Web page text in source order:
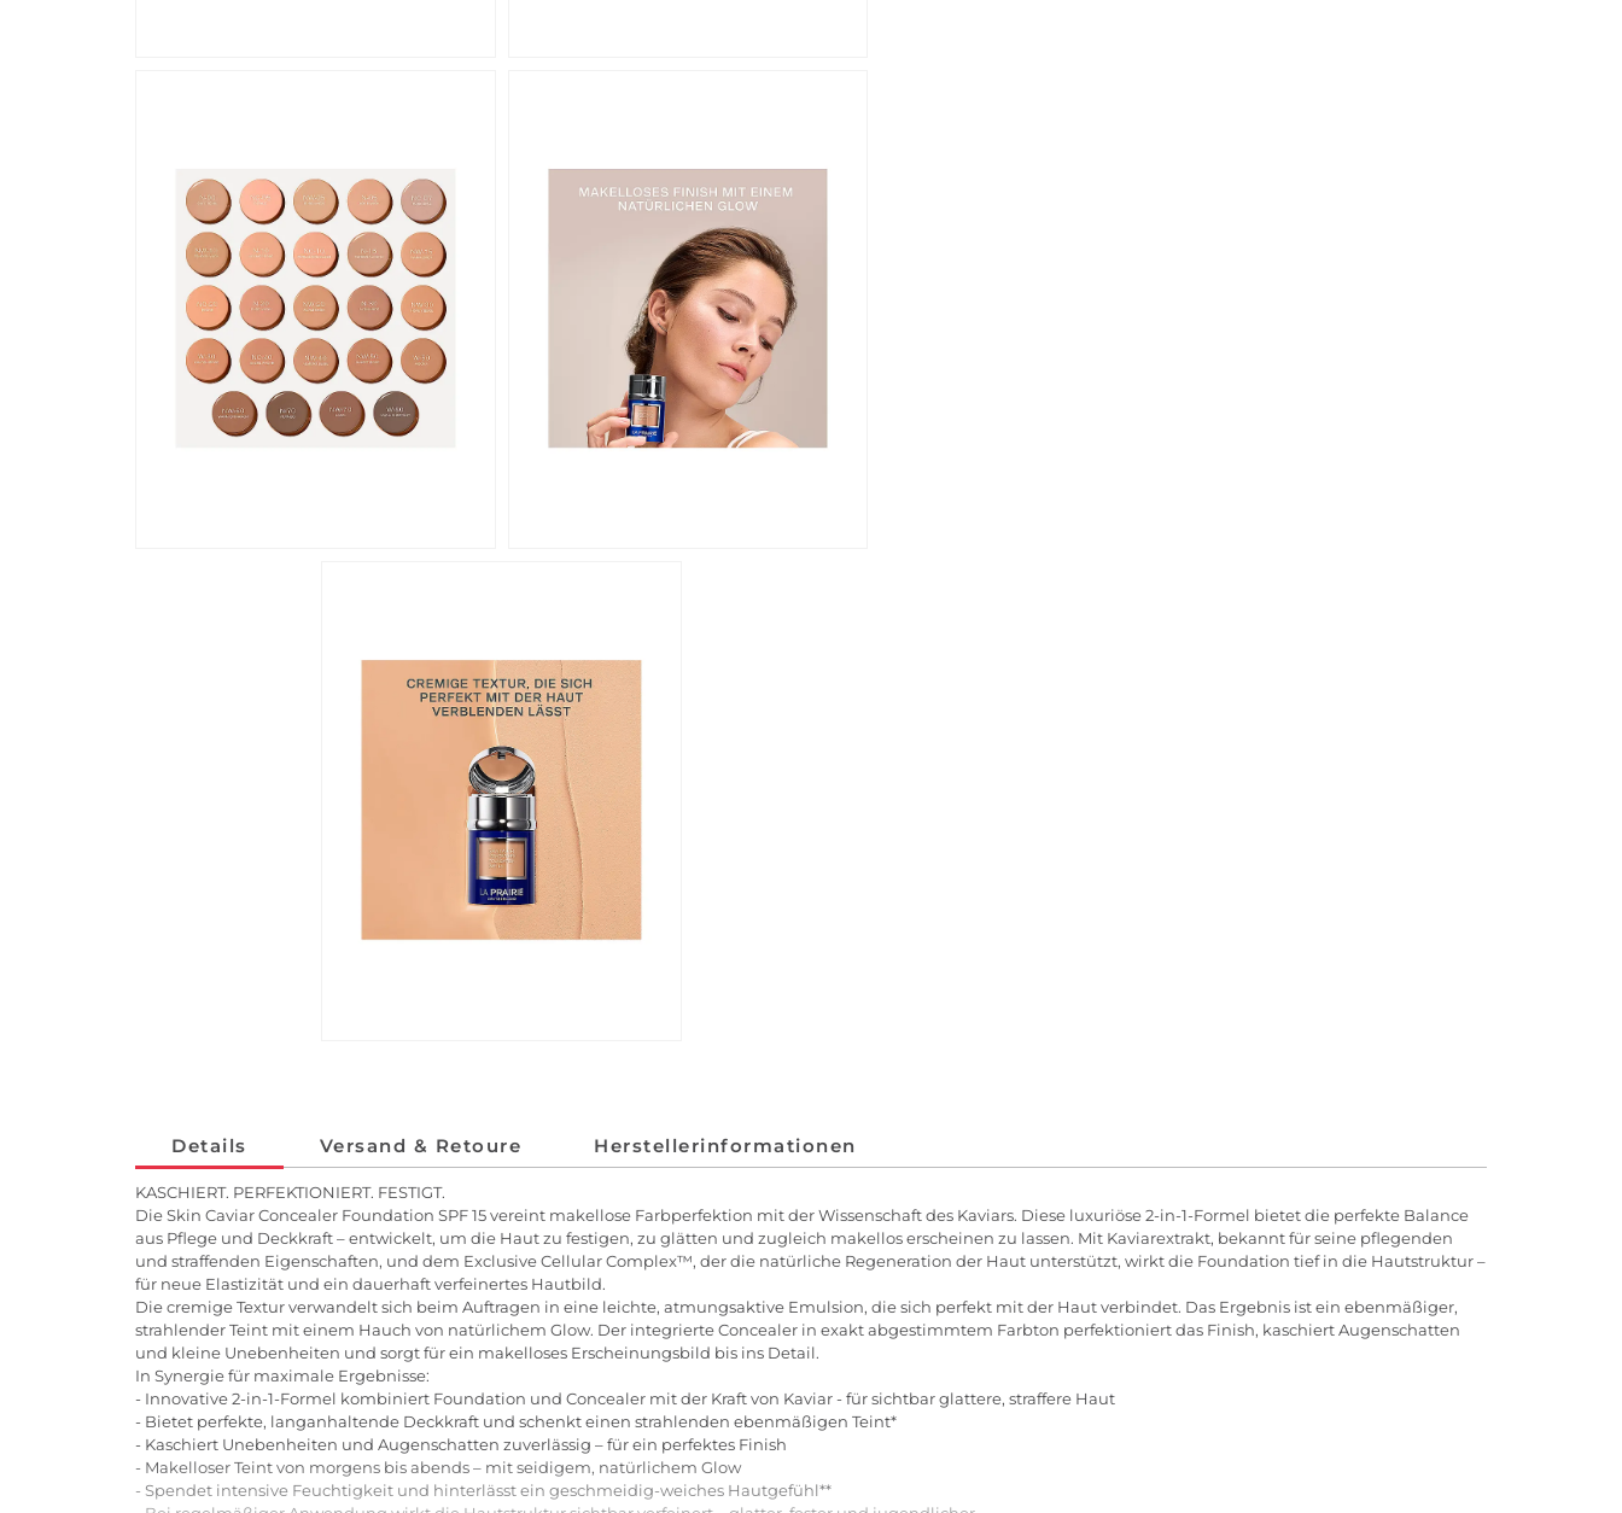
Details Versand & Retoure Herstellerinformationen
KASCHIERT. PERFEKTIONIERT. FESTIGT.
Die Skin Caviar Concealer Foundation SPF 15 vereint makellose Farbperfektion mit der Wissenschaft des Kaviars. Diese luxuriöse 2-in-1-Formel bietet die perfekte Balance
aus Pflege und Deckkraft – entwickelt, um die Haut zu festigen, zu glätten und zugleich makellos erscheinen zu lassen. Mit Kaviarextrakt, bekannt für seine pflegenden
und straffenden Eigenschaften, und dem Exclusive Cellular Complex™, der die natürliche Regeneration der Haut unterstützt, wirkt die Foundation tief in die Hautstruktur –
für neue Elastizität und ein dauerhaft verfeinertes Hautbild.
Die cremige Textur verwandelt sich beim Auftragen in eine leichte, atmungsaktive Emulsion, die sich perfekt mit der Haut verbindet. Das Ergebnis ist ein ebenmäßiger,
strahlender Teint mit einem Hauch von natürlichem Glow. Der integrierte Concealer in exakt abgestimmtem Farbton perfektioniert das Finish, kaschiert Augenschatten
und kleine Unebenheiten und sorgt für ein makelloses Erscheinungsbild bis ins Detail.
In Synergie für maximale Ergebnisse:
- Innovative 2-in-1-Formel kombiniert Foundation und Concealer mit der Kraft von Kaviar - für sichtbar glattere, straffere Haut
- Bietet perfekte, langanhaltende Deckkraft und schenkt einen strahlenden ebenmäßigen Teint*
- Kaschiert Unebenheiten und Augenschatten zuverlässig – für ein perfektes Finish
- Makelloser Teint von morgens bis abends – mit seidigem, natürlichem Glow
- Spendet intensive Feuchtigkeit und hinterlässt ein geschmeidig-weiches Hautgefühl**